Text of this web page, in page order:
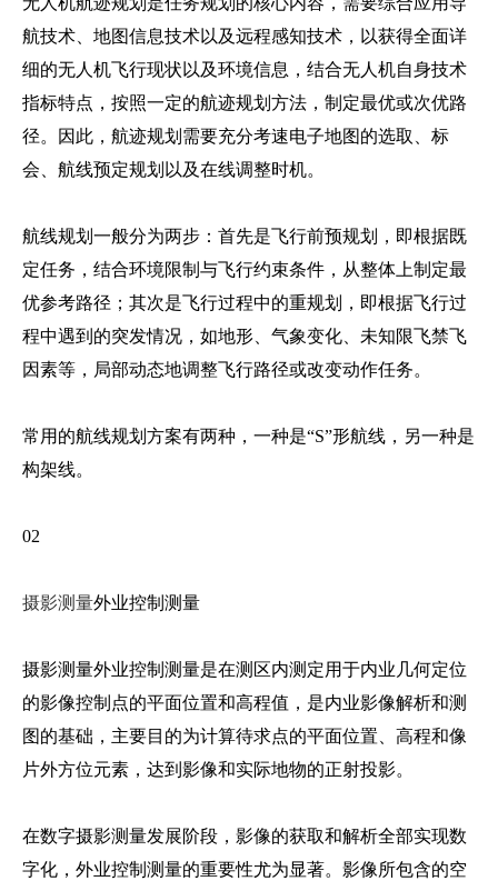
航技术、地图信息技术以及远程感知技术，以获得全面详
细的无人机飞行现状以及环境信息，结合无人机自身技术
指标特点，按照一定的航迹规划方法，制定最优或次优路
径。因此，航迹规划需要充分考速电子地图的选取、标
会、航线预定规划以及在线调整时机。
航线规划一般分为两步：首先是飞行前预规划，即根据既
定任务，结合环境限制与飞行约束条件，从整体上制定最
优参考路径；其次是飞行过程中的重规划，即根据飞行过
程中遇到的突发情况，如地形、气象变化、未知限飞禁飞
因素等，局部动态地调整飞行路径或改变动作任务。
常用的航线规划方案有两种，一种是“S”形航线，另一种是
构架线。
02
摄影测量外业控制测量
摄影测量外业控制测量是在测区内测定用于内业几何定位
的影像控制点的平面位置和高程值，是内业影像解析和测
图的基础，主要目的为计算待求点的平面位置、高程和像
片外方位元素，达到影像和实际地物的正射投影。
在数字摄影测量发展阶段，影像的获取和解析全部实现数
字化，外业控制测量的重要性尤为显著。影像所包含的空